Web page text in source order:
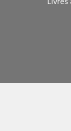
Livres